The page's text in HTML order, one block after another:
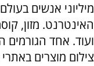
מיליוני אנשים
האינטרנט. מזון,
ועוד. אחד הגורמים
צילום מוצרים